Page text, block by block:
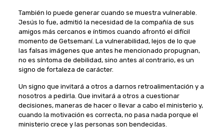
También lo puede generar cuando se muestra vulnerable.
Jesús lo fue, admitió la necesidad de la compañía de sus
amigos más cercanos e íntimos cuando afrontó el difícil
momento de Getsemaní. La vulnerabilidad, lejos de lo que
las falsas imágenes que antes he mencionado propugnan,
no es síntoma de debilidad, sino antes al contrario, es un
signo de fortaleza de carácter.
Un signo que invitará a otros a darnos retroalimentación y a
nosotros a pedirla. Que invitará a otros a cuestionar
decisiones, maneras de hacer o llevar a cabo el ministerio y,
cuando la motivación es correcta, no pasa nada porque el
ministerio crece y las personas son bendecidas.